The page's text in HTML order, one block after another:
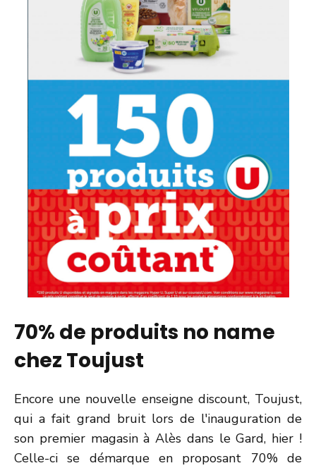
70% de produits no name
chez Toujust
Encore une nouvelle enseigne discount, Toujust,
qui a fait grand bruit lors de l'inauguration de
son premier magasin à Alès dans le Gard, hier !
Celle-ci se démarque en proposant 70% de